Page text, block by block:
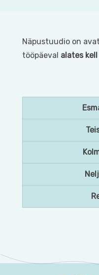
Näpustuudio on
tööpäeval alates kell